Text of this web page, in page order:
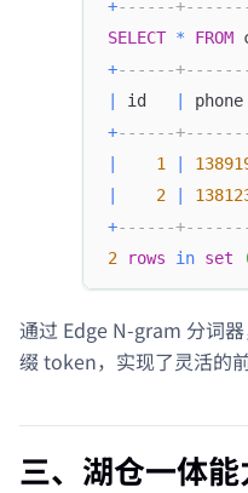
+------
SELECT * FROM
+------
id
+------
1
2
+------
2
rows in set
通过 Edge N-gram 分词
缀 token，实现了灵活的
三、湖仓一体